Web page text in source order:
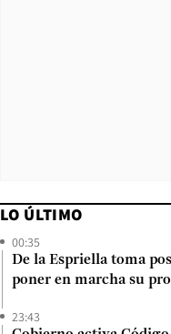
LO ÚLTIMO
00:35
De la Espriella toma
poner en marcha su
23:43